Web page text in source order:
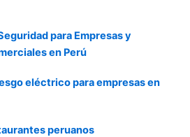
para Empresas y
en Perú
eléctrico para empresas en
peruanos